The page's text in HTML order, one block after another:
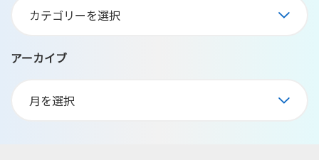
アーカイブ